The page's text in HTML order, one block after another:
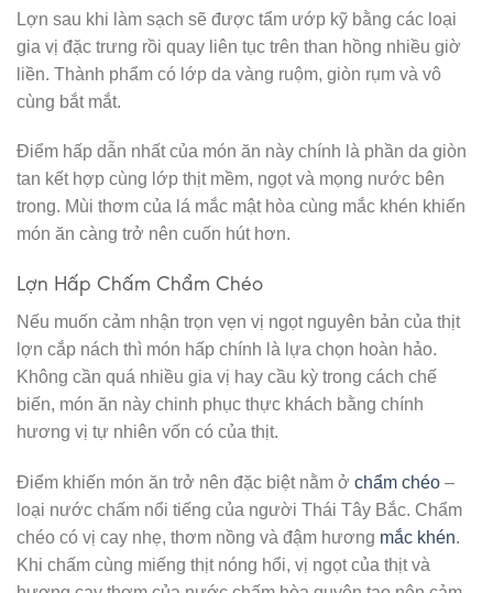
Lợn sau khi làm sạch sẽ được tẩm ướp kỹ bằng các loại
gia vị đặc trưng rồi quay liên tục trên than hồng nhiều giờ
liền. Thành phẩm có lớp da vàng ruộm, giòn rụm và vô
cùng bắt mắt.
Điểm hấp dẫn nhất của món ăn này chính là phần da giòn
tan kết hợp cùng lớp thịt mềm, ngọt và mọng nước bên
trong. Mùi thơm của lá mắc mật hòa cùng mắc khén khiến
món ăn càng trở nên cuốn hút hơn.
Lợn Hấp Chấm Chẩm Chéo
Nếu muốn cảm nhận trọn vẹn vị ngọt nguyên bản của thịt
lợn cắp nách thì món hấp chính là lựa chọn hoàn hảo.
Không cần quá nhiều gia vị hay cầu kỳ trong cách chế
biến, món ăn này chinh phục thực khách bằng chính
hương vị tự nhiên vốn có của thịt.
Điểm khiến món ăn trở nên đặc biệt nằm ở chẩm chéo –
loại nước chấm nổi tiếng của người Thái Tây Bắc. Chẩm
chéo có vị cay nhẹ, thơm nồng và đậm hương mắc khén.
Khi chấm cùng miếng thịt nóng hổi, vị ngọt của thịt và